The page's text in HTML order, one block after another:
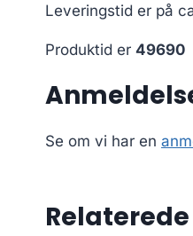
Leveringstid er på
Produktid er 49690
Se om vi har en